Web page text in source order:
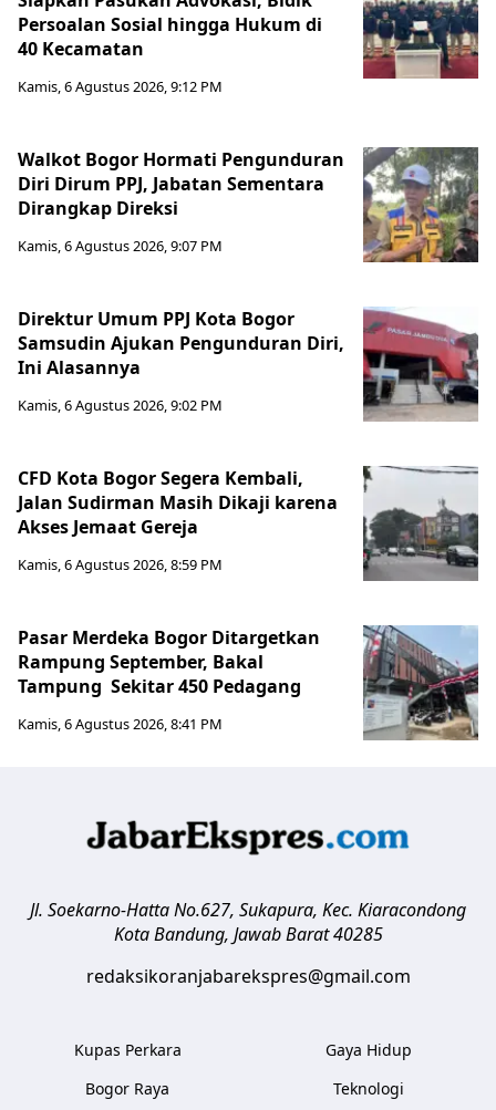
Persoalan Sosial hingga Hukum di
40 Kecamatan
Kamis, 6 Agustus 2026, 9:12 PM
Walkot Bogor Hormati Pengunduran
Diri Dirum PPJ, Jabatan Sementara
Dirangkap Direksi
Kamis, 6 Agustus 2026, 9:07 PM
Direktur Umum PPJ Kota Bogor
Samsudin Ajukan Pengunduran Diri,
Ini Alasannya
Kamis, 6 Agustus 2026, 9:02 PM
CFD Kota Bogor Segera Kembali,
Jalan Sudirman Masih Dikaji karena
Akses Jemaat Gereja
Kamis, 6 Agustus 2026, 8:59 PM
Pasar Merdeka Bogor Ditargetkan
Rampung September, Bakal
Tampung Sekitar 450 Pedagang
Kamis, 6 Agustus 2026, 8:41 PM
Jl. Soekarno-Hatta No.627, Sukapura, Kec. Kiaracondong
Kota Bandung, Jawab Barat 40285
redaksikoranjabarekspres@gmail.com
Kupas Perkara
Bogor Raya
Gaya Hidup
Teknologi